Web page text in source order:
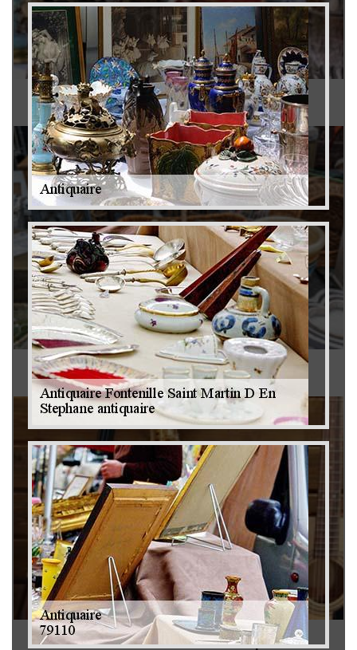
Antiquaire 79
Brocanteur 79
Rachat instrument de musique 79